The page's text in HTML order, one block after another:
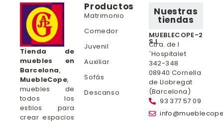
Tienda de
muebles en
Barcelona,
MuebleCope,
muebles de
todos los
estilos para
crear espacios
Productos
Matrimonio
Comedor
Juvenil
Auxiliar
Sofás
Descanso
Nuestras
tiendas
MUEBLECOPE-2
S.L.
Ctra. de l
´Hospitalet
342-348
08940 Cornella
de Llobregat
(Barcelona)
93 377 57 09